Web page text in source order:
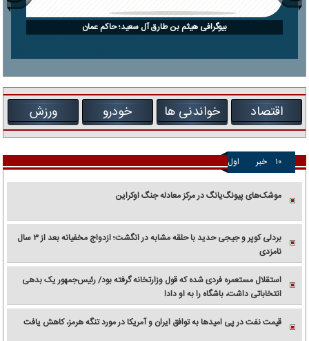
بیوگرافی هیثم بن طارق آل سعید؛ حاکم عمان
اقتصاد خواندنی ها خودرو ورزش
۱۰ خبر اول
موشک‌های پیونگ‌یانگ در مرکز معادله جنگ اوکراین
بردلی کوپر و جیجی حدید با حلقه‌ مشابه در انگشت؛ ازدواج مخفیانه بعد از ۳ سال
نامزدی
استقلال مستعمره فردی شده که قول وزارتخانه گرفته بود/ رئیس‌جمهور یک بدهی
انتخاباتی داشت، باشگاه را به او داد!
قیمت نفت در پی امیدها به توافق ایران و آمریکا در مورد تنگه هرمز، کاهش یافت